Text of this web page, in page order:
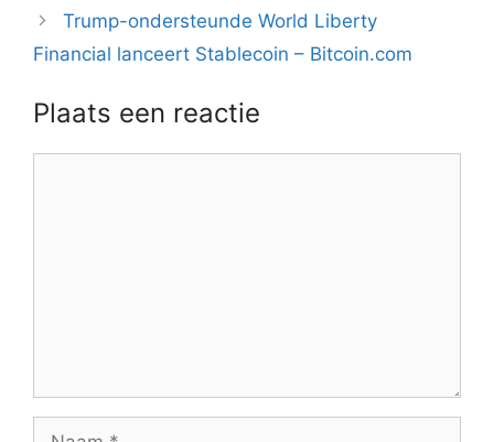
Trump-ondersteunde World Liberty
Financial lanceert Stablecoin – Bitcoin.com
Plaats een reactie
Naam